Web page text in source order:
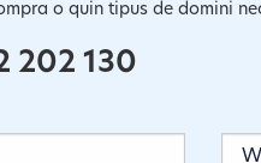
o quin tipus de domini
202 130